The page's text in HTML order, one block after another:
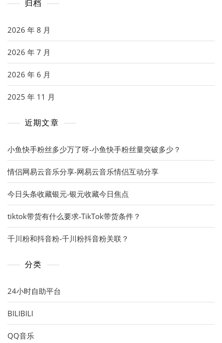
归档
2026 年 8 月
2026 年 7 月
2026 年 6 月
2025 年 11 月
近期文章
小鱼快手粉丝多少万了呀-小鱼快手粉丝量突破多少？
情侣网易云音乐分享-网易云音乐情侣互动分享
今日头条收藏银元-银元收藏今日焦点
tiktok带货有什么要求-TikTok带货条件？
千川粉和抖音粉-千川粉抖音粉关联？
分类
24小时自助平台
BILIBILI
QQ音乐